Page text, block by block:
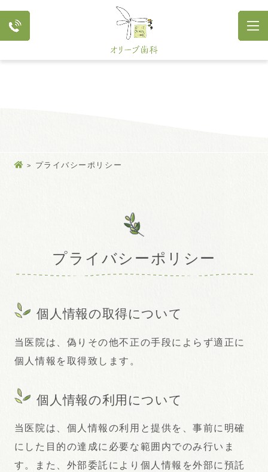
プライバシーポリシー
プライバシーポリシー
個人情報の取得について
当医院は、偽りその他不正の手段によらず適正に
個人情報を取得致します。
個人情報の利用について
当医院は、個人情報の利用と提供を、事前に明確
にした目的の達成に必要な範囲内でのみ行いま
す。また、外部委託により個人情報を外部に預託